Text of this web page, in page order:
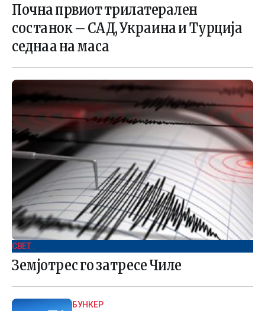
Почна првиот трилатерален
состанок – САД, Украина и Турција
седнаа на маса
СВЕТ .
Земјотрес го затресе Чиле
БУНКЕР